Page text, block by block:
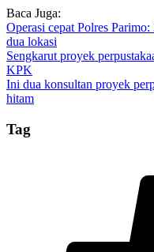
Baca Juga:
Operasi cepat Polres
dua lokasi
Sengkarut proyek
KPK
Ini dua konsultan proyek
hitam
Tag